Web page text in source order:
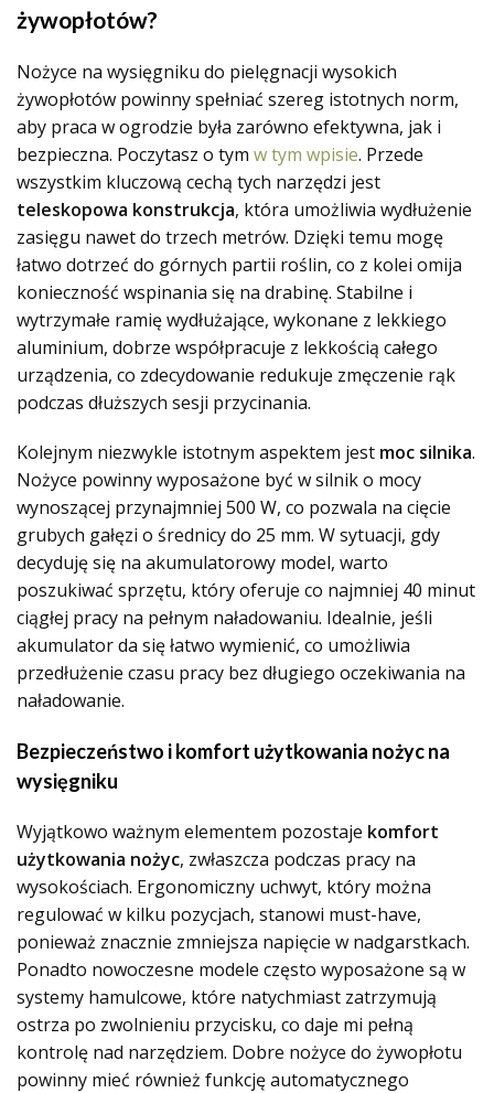
żywopłotów?
Nożyce na wysięgniku do pielęgnacji wysokich
żywopłotów powinny spełniać szereg istotnych norm,
aby praca w ogrodzie była zarówno efektywna, jak i
bezpieczna. Poczytasz o tym w tym wpisie. Przede
wszystkim kluczową cechą tych narzędzi jest
teleskopowa konstrukcja, która umożliwia wydłużenie
zasięgu nawet do trzech metrów. Dzięki temu mogę
łatwo dotrzeć do górnych partii roślin, co z kolei omija
konieczność wspinania się na drabinę. Stabilne i
wytrzymałe ramię wydłużające, wykonane z lekkiego
aluminium, dobrze współpracuje z lekkością całego
urządzenia, co zdecydowanie redukuje zmęczenie rąk
podczas dłuższych sesji przycinania.
Kolejnym niezwykle istotnym aspektem jest moc silnika.
Nożyce powinny wyposażone być w silnik o mocy
wynoszącej przynajmniej 500 W, co pozwala na cięcie
grubych gałęzi o średnicy do 25 mm. W sytuacji, gdy
decyduję się na akumulatorowy model, warto
poszukiwać sprzętu, który oferuje co najmniej 40 minut
ciągłej pracy na pełnym naładowaniu. Idealnie, jeśli
akumulator da się łatwo wymienić, co umożliwia
przedłużenie czasu pracy bez długiego oczekiwania na
naładowanie.
Bezpieczeństwo i komfort użytkowania nożyc na
wysięgniku
Wyjątkowo ważnym elementem pozostaje komfort
użytkowania nożyc, zwłaszcza podczas pracy na
wysokościach. Ergonomiczny uchwyt, który można
regulować w kilku pozycjach, stanowi must-have,
ponieważ znacznie zmniejsza napięcie w nadgarstkach.
Ponadto nowoczesne modele często wyposażone są w
systemy hamulcowe, które natychmiast zatrzymują
ostrza po zwolnieniu przycisku, co daje mi pełną
kontrolę nad narzędziem. Dobre nożyce do żywopłotu
powinny mieć również funkcję automatycznego